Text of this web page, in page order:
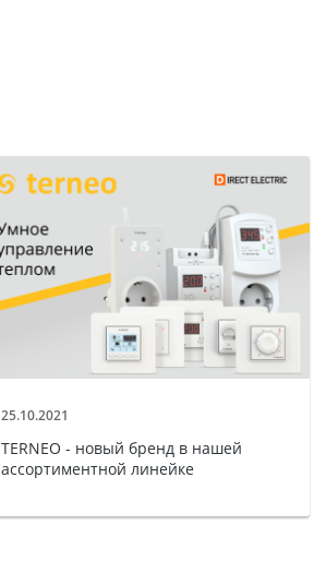
25.10.2021
TERNEO - новый бренд в нашей
ассортиментной линейке